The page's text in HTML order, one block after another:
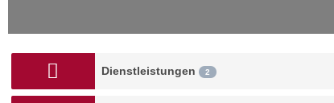
Dienstleistungen 2